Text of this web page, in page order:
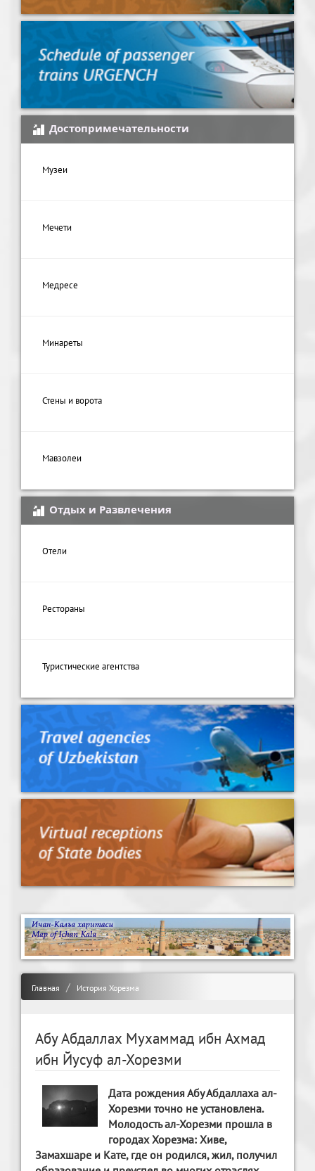
Достопримечательности
Музеи
Мечети
Медресе
Минареты
Стены и ворота
Мавзолеи
Отдых и Развлечения
Отели
Рестораны
Туристические агентства
Главная История Хорезма
Абу Абдаллах Мухаммад ибн Ахмад
ибн Йусуф ал-Хорезми
Дата рождения Абу Абдаллаха ал-
Хорезми точно не установлена.
Молодость ал-Хорезми прошла в
городах Хорезма: Хиве,
Замахшаре и Кате, где он родился, жил, получил